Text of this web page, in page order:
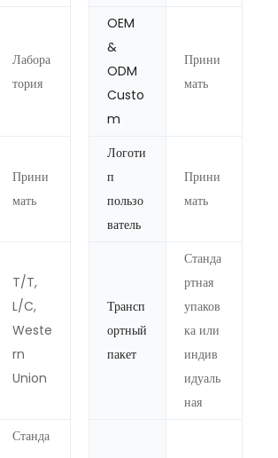
Лабора
тория
OEM
&
ODM
Custo
m
Прини
мать
Прини
мать
Логоти
п
пользо
ватель
Прини
мать
T/T,
L/C,
Weste
rn
Union
Трансп
ортный
пакет
Станда
ртная
упаков
ка или
индив
идуаль
ная
Станда